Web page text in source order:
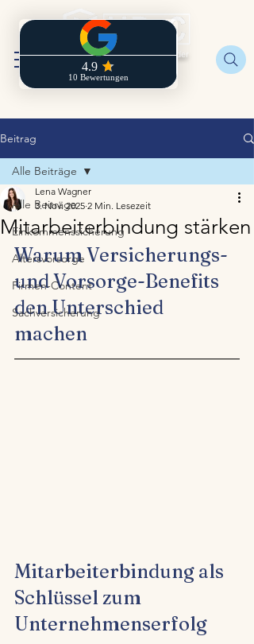
Regionaldirektion der
Beitrag
Alle Beiträge
Einkommenssicherung
Altersvorsorge
Firmen-Content
Sachversicherung
Alle Beiträge
Mitarbeiterbindung stärken
Lena Wagner
3. Nov. 2025 2 Min. Lesezeit
Warum Versicherungs-
und Vorsorge-Benefits
den Unterschied
machen
Mitarbeiterbindung als
Schlüssel zum
Unternehmenserfolg